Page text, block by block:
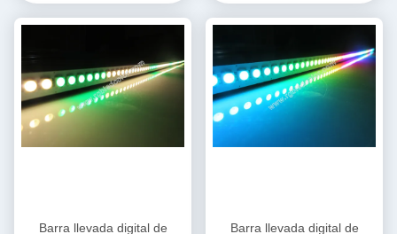
Barra llevada digital de
Barra llevada digital de